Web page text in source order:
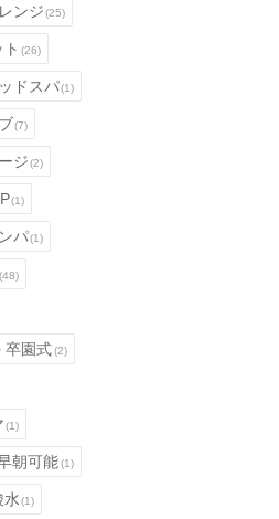
ンジ(25)
ト(26)
ドスパ(1)
(7)
ジ(2)
(1)
パ(1)
(48)
卒園式(2)
(1)
朝可能(1)
水(1)